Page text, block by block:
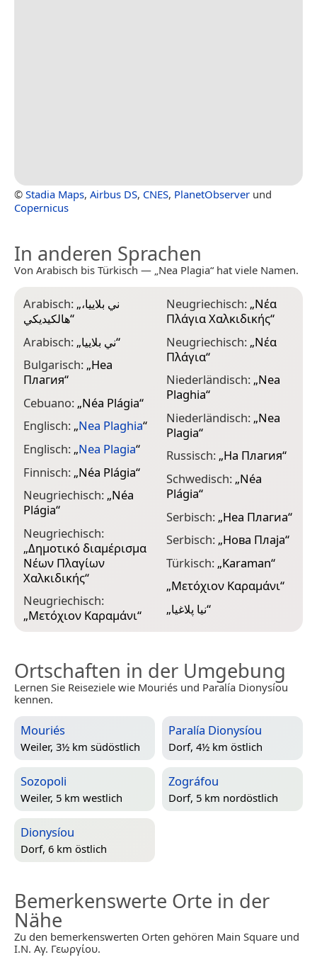
© Stadia Maps, Airbus DS, CNES, PlanetObserver und
Copernicus
In anderen Sprachen
Von Arabisch bis Türkisch — „Nea Plagia“ hat viele Namen.
Arabisch: „ني بلاييا،
هالكيديكي“
Arabisch: „ني بلاييا“
Bulgarisch: „Неа
Плагия“
Cebuano: „Néa Plágia“
Englisch: „Nea Plaghia“
Englisch: „Nea Plagia“
Finnisch: „Néa Plágia“
Neugriechisch: „Néa
Plágia“
Neugriechisch:
„Δημοτικό διαμέρισμα
Νέων Πλαγίων
Χαλκιδικής“
Neugriechisch:
„Μετόχιον Καραμάνι“
Neugriechisch: „Νέα
Πλάγια Χαλκιδικής“
Neugriechisch: „Νέα
Πλάγια“
Niederländisch: „Nea
Plaghia“
Niederländisch: „Nea
Plagia“
Russisch: „На Плагия“
Schwedisch: „Néa
Plágia“
Serbisch: „Неа Плагиа“
Serbisch: „Нова Плаја“
Türkisch: „Karaman“
„Μετόχιον Καραμάνι“
„نيا پلاغيا“
Ortschaften in der Umgebung
Lernen Sie Reiseziele wie Mouriés und Paralía Dionysíou
kennen.
Mouriés
Weiler, 3½ km südöstlich
Paralía Dionysíou
Dorf, 4½ km östlich
Sozopoli
Weiler, 5 km westlich
Zográfou
Dorf, 5 km nordöstlich
Dionysíou
Dorf, 6 km östlich
Bemerkenswerte Orte in der
Nähe
Zu den bemerkenswerten Orten gehören Main Square und
Ι.Ν. Αγ. Γεωργίου.